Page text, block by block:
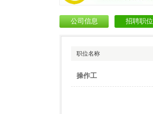
公司信息 招聘职位
职位名称
操作工